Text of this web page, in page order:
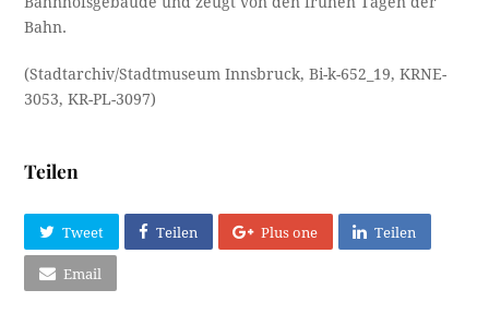
Bahn.
(Stadtarchiv/Stadtmuseum Innsbruck, Bi-k-652_19, KRNE-
3053, KR-PL-3097)
Teilen
Tweet Teilen Plus one Teilen
Email